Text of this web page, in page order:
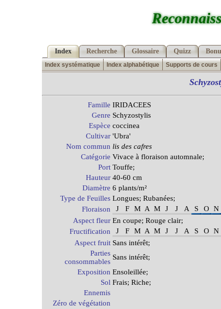
Index Recherche Glossaire Quizz
Index systématique Index alphabétique Supports de cours
Famille IRIDACEES
Genre Schyzostylis
Espèce coccinea
Cultivar 'Ubra'
Nom commun lis des cafres
Catégorie Vivace à floraison automnale;
Port Touffe;
Hauteur 40-60 cm
Diamètre 6 plants/m²
Type de Feuilles Longues; Rubanées;
Floraison
J F M A M J J A S O N
Aspect fleur En coupe; Rouge clair;
Fructification
J F M A M J J A S O N
Aspect fruit Sans intérêt;
Parties
consommables
Sans intérêt;
Exposition Ensoleillée;
Sol Frais; Riche;
Ennemis
Zéro de végétation